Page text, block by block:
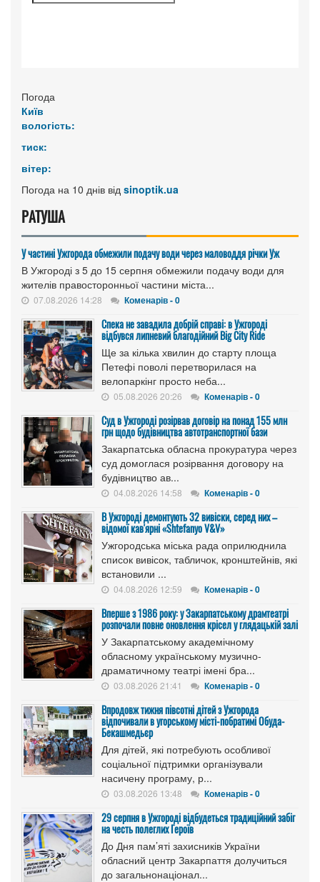
Погода
Київ
вологість:
тиск:
вітер:
Погода на 10 днів від sinoptik.ua
РАТУША
У частині Ужгорода обмежили подачу води через маловоддя річки Уж
В Ужгороді з 5 до 15 серпня обмежили подачу води для
жителів правосторонньої частини міста...
07.08.2026 14:28 Коменарів - 0
Спека не завадила добрій справі: в Ужгороді
відбувся липневий благодійний Big City Ride
Ще за кілька хвилин до старту площа
Петефі поволі перетворилася на
велопаркінг просто неба...
05.08.2026 20:26 Коменарів - 0
Cуд в Ужгороді розірвав договір на понад 155 млн
грн щодо будівництва автотранспортної бази
Закарпатська обласна прокуратура через
суд домоглася розірвання договору на
будівництво ав...
04.08.2026 14:58 Коменарів - 0
В Ужгороді демонтують 32 вивіски, серед них –
відомої кав'ярні «Shtefanyo V&V»
Ужгородська міська рада оприлюднила
список вивісок, табличок, кронштейнів, які
встановили ...
04.08.2026 12:59 Коменарів - 0
Вперше з 1986 року: у Закарпатському драмтеатрі
розпочали повне оновлення крісел у глядацькій залі
У Закарпатському академічному
обласному українському музично-
драматичному театрі імені бра...
03.08.2026 21:41 Коменарів - 0
Впродовж тижня півсотні дітей з Ужгорода
відпочивали в угорському місті-побратимі Обуда-
Бекашмедьєр
Для дітей, які потребують особливої
соціальної підтримки організували
насичену програму, р...
03.08.2026 13:48 Коменарів - 0
29 серпня в Ужгороді відбудеться традиційний забіг
на честь полеглих Героїв
До Дня пам’яті захисників України
обласний центр Закарпаття долучиться
до загальнонаціонал...